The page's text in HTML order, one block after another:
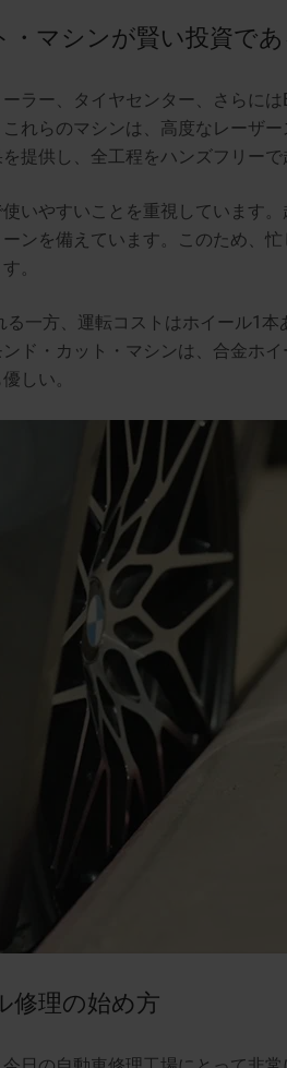
マシンが賢い投資であ
ラー、タイヤセンター、さらには
れらのマシンは、高度なレーザ
提供し、全工程をハンズフリーで
いやすいことを重視しています
ンを備えています。このため、
。
一方、運転コストはホイール1
ド・カット・マシンは、合金ホ
しい。
修理の始め方